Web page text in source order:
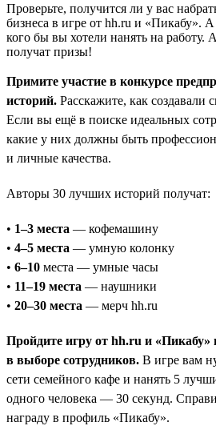
Проверьте, получится ли у вас
бизнеса в игре от hh.ru и «Пикабу».
кого бы вы хотели нанять на
получат призы!
Примите участие в конкурсе
историй. Расскажите, как создавали
Если вы ещё в поиске идеальных
какие у них должны быть
и личные качества.
Авторы 30 лучших историй получат:
• 1–3 места — кофемашину
• 4–5 места — умную колонку
• 6–10 места — умные часы
• 11–19 места — наушники
• 20–30 места — мерч hh.ru
Пройдите игру от hh.ru и «Пикабу»
в выборе сотрудников. В игре вам
сети семейного кафе и нанять 5
одного человека — 30 секунд.
награду в профиль «Пикабу».